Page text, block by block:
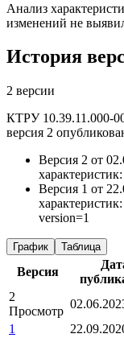
Анализ
изменений не
История
2 версии
КТРУ 10.39.11.000-
версия 2
Версия 2 от
Версия 1 от
version=1
График Таблица
Версия
2
Просмотр
1